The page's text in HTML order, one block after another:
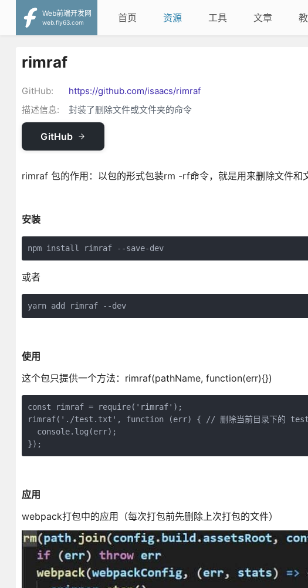
Web前端开发网
web.fly63.com
首页 资源 工具 文章
rimraf
GitHub:
https://github.com/isaacs/rimraf
描述信息:
封装了删除文件或文件夹的命令
GitHub
rimraf 包的作用：以包的形式包装rm -rf命令，就是用来删除文件和
安装
npm install rimraf --save-dev
或者
yarn add rimraf --dev
使用
这个包只提供一个方法：rimraf(pathName, function(err){})
const rimraf = require('rimraf');
rimraf('./test.txt', function (err) { // 删除当前目录下的
  console.log(err);
});
应用
webpack打包中的应用（每次打包前先删除上次打包的文件）